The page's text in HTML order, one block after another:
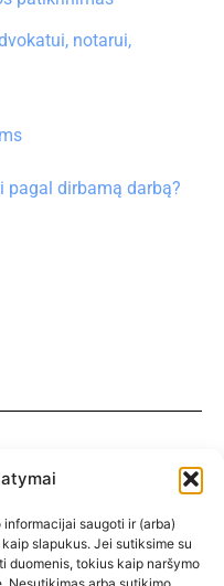
saugoti ir (arba)
slapukus. Jei sutiksime su
duomenis, tokius kaip naršymo
notarui,
pagal dirbamą darbą?